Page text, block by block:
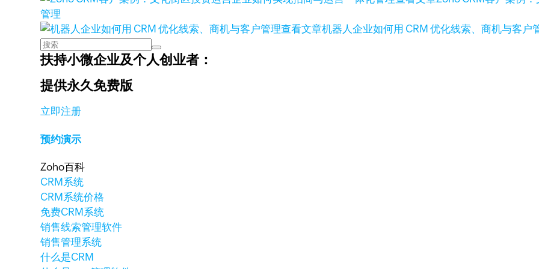
管理
查看文章机器人企业如何用 CRM 优化线索、商机与客户
扶持小微企业及个人创业者：
提供永久免费版
立即注册
预约演示
Zoho百科
CRM系统
CRM系统价格
免费CRM系统
销售线索管理软件
销售管理系统
什么是CRM